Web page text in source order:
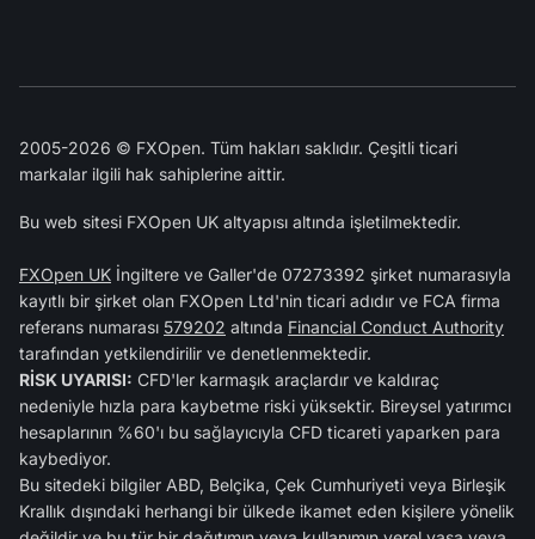
2005-2026 © FXOpen. Tüm hakları saklıdır. Çeşitli ticari
markalar ilgili hak sahiplerine aittir.
Bu web sitesi FXOpen UK altyapısı altında işletilmektedir.
FXOpen UK İngiltere ve Galler'de 07273392 şirket numarasıyla
kayıtlı bir şirket olan FXOpen Ltd'nin ticari adıdır ve FCA firma
referans numarası 579202 altında Financial Conduct Authority
tarafından yetkilendirilir ve denetlenmektedir.
RİSK UYARISI: CFD'ler karmaşık araçlardır ve kaldıraç
nedeniyle hızla para kaybetme riski yüksektir. Bireysel yatırımcı
hesaplarının %60'ı bu sağlayıcıyla CFD ticareti yaparken para
kaybediyor.
Bu sitedeki bilgiler ABD, Belçika, Çek Cumhuriyeti veya Birleşik
Krallık dışındaki herhangi bir ülkede ikamet eden kişilere yönelik